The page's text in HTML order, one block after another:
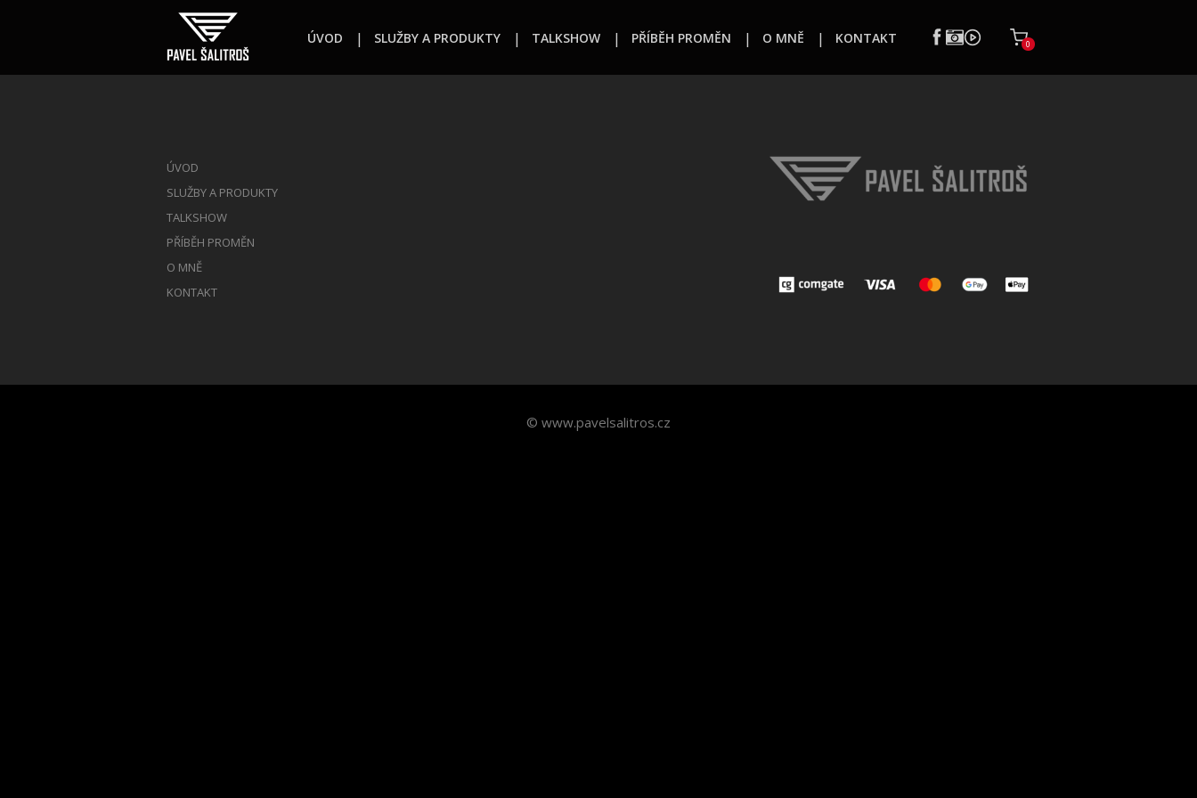
ÚVOD SLUŽBY A PRODUKTY TALKSHOW PŘÍBĚH PROMĚN O MNĚ KONTAKT 0
ÚVOD
SLUŽBY A PRODUKTY
TALKSHOW
PŘÍBĚH PROMĚN
O MNĚ
KONTAKT
© www.pavelsalitros.cz